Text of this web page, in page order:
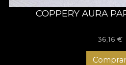
COPPERY AURA
36,16 €